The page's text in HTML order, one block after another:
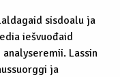
sisdoalu ja
iešvuođaid
Lassin
ja